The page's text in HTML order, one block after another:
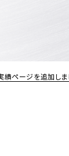
績ページを追加し